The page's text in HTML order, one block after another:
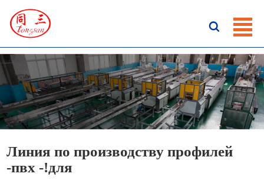

ГЛАВНАЯ
НОВОСТИ
О HАС
Линия по производству профилей
-пвх -!для